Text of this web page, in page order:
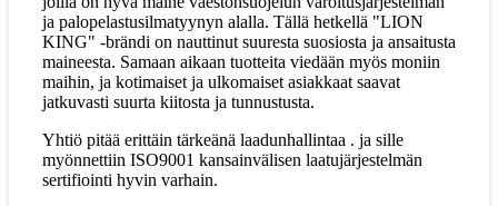
ja palopelastusilmatyynyn alalla. Tällä hetkellä "LION
KING" -brändi on nauttinut suuresta suosiosta ja ansaitusta
maineesta. Samaan aikaan tuotteita viedään myös moniin
maihin, ja kotimaiset ja ulkomaiset asiakkaat saavat
jatkuvasti suurta kiitosta ja tunnustusta.
Yhtiö pitää erittäin tärkeänä laadunhallintaa . ja sille
myönnettiin ISO9001 kansainvälisen laatujärjestelmän
sertifiointi hyvin varhain.